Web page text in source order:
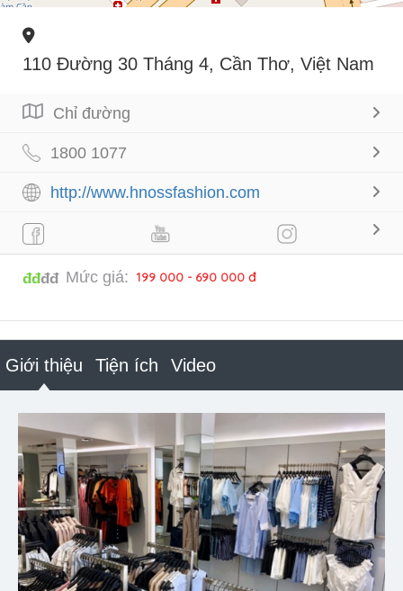
110 Đường 30 Tháng 4, Cần Thơ, Việt Nam
Chỉ đường
1800 1077
http://www.hnossfashion.com
đđđđ Mức giá: 199 000 - 690 000 đ
Giới thiệu Tiện ích Video